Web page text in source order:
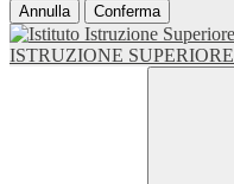
Annulla Conferma
ISTRUZIONE SUPERIORE